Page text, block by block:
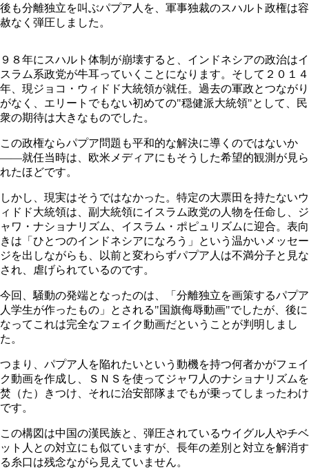
後も分離独立を叫ぶパプア人を、軍事独裁のスハルト政権は容
赦なく弾圧しました。
９８年にスハルト体制が崩壊すると、インドネシアの政治はイ
スラム系政党が牛耳っていくことになります。そして２０１４
年、現ジョコ・ウィドド大統領が就任。過去の軍政とつながり
がなく、エリートでもない初めての"穏健派大統領"として、民
衆の期待は大きなものでした。
この政権ならパプア問題も平和的な解決に導くのではないか
――就任当時は、欧米メディアにもそうした希望的観測が見ら
れたほどです。
しかし、現実はそうではなかった。特定の大票田を持たないウ
ィドド大統領は、副大統領にイスラム政党の人物を任命し、ジ
ャワ・ナショナリズム、イスラム・ポピュリズムに迎合。表向
きは「ひとつのインドネシアになろう」という温かいメッセー
ジを出しながらも、以前と変わらずパプア人は不満分子と見な
され、虐げられているのです。
今回、騒動の発端となったのは、「分離独立を画策するパプア
人学生が作ったもの」とされる"国旗侮辱動画"でしたが、後に
なってこれは完全なフェイク動画だということが判明しまし
た。
つまり、パプア人を陥れたいという動機を持つ何者かがフェイ
ク動画を作成し、ＳＮＳを使ってジャワ人のナショナリズムを
焚（た）きつけ、それに治安部隊までもが乗ってしまったわけ
です。
この構図は中国の漢民族と、弾圧されているウイグル人やチベ
ット人との対立にも似ていますが、長年の差別と対立を解消す
る糸口は残念ながら見えていません。